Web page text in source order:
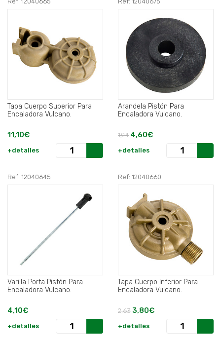
Tapa Cuerpo Superior Para
Encaladora Vulcano.
11,10€
+detalles
Arandela Pistón Para
Encaladora Vulcano.
1,94 4,60€
+detalles
Ref: 12040645
Varilla Porta Pistón Para
Encaladora Vulcano.
4,10€
+detalles
Ref: 12040660
Tapa Cuerpo Inferior Para
Encaladora Vulcano.
2,63 3,80€
+detalles